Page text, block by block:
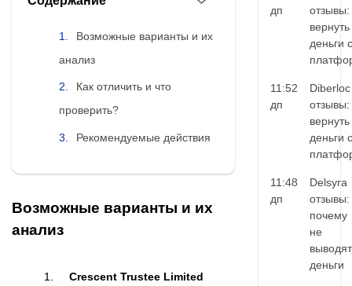
Возможные варианты и их
анализ
Как отличить и что
проверить?
Рекомендуемые действия
Возможные варианты и их
анализ
Crescent Trustee Limited
дп
отзывы:
вернуть
деньги с
11:52
дп
Diberloc
отзывы:
вернуть
деньги с
11:48
дп
Delsyra
отзывы:
почему
не
выводят
деньги